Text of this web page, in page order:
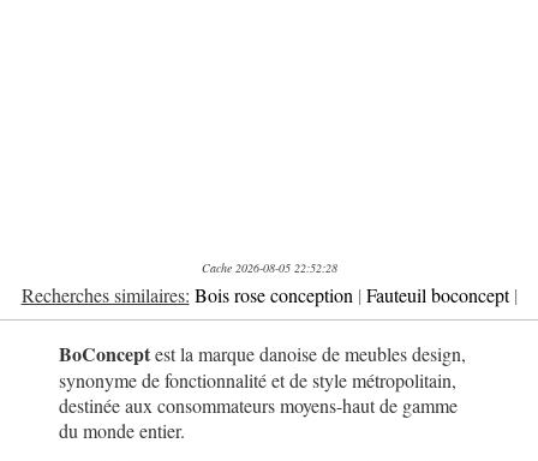
Cache 2026-08-05 22:52:28
Recherches similaires: Bois rose conception | Fauteuil boconcept|
BoConceptest la marque danoise de meubles design,
synonyme de fonctionnalité et de style métropolitain,
destinée aux consommateurs moyens-haut de gamme
du monde entier.